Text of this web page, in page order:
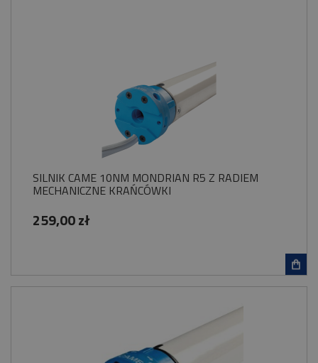
SILNIK CAME 10NM MONDRIAN R5 Z RADIEM
MECHANICZNE KRAŃCÓWKI
259,00 zł